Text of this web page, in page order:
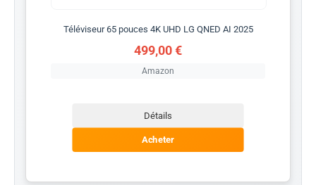
Téléviseur 65 pouces 4K UHD LG QNED AI 2025
499,00 €
Amazon
Détails
Acheter